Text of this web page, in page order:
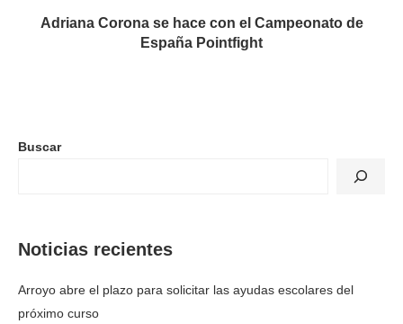
Adriana Corona se hace con el Campeonato de
España Pointfight
Buscar
Noticias recientes
Arroyo abre el plazo para solicitar las ayudas escolares del
próximo curso